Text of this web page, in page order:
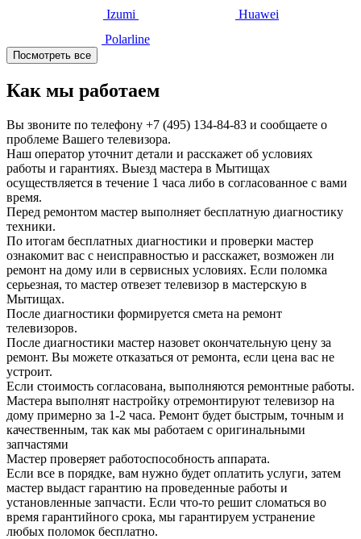
Izumi
Huawei
Polarline
Посмотреть все
Как мы работаем
Вы звоните по телефону +7 (495) 134-84-83 и сообщаете о
проблеме Вашего телевизора.
Наш оператор уточнит детали и расскажет об условиях
работы и гарантиях. Выезд мастера в Мытищах
осуществляется в течение 1 часа либо в согласованное с вами
время.
Перед ремонтом мастер выполняет бесплатную диагностику
техники.
По итогам бесплатных диагностики и проверки мастер
ознакомит вас с неисправностью и расскажет, возможен ли
ремонт на дому или в сервисных условиях. Если поломка
серьезная, то мастер отвезет телевизор в мастерскую в
Мытищах.
После диагностики формируется смета на ремонт
телевизоров.
После диагностики мастер назовет окончательную цену за
ремонт. Вы можете отказаться от ремонта, если цена вас не
устроит.
Если стоимость согласована, выполняются ремонтные работы.
Мастера выполнят настройку отремонтируют телевизор на
дому примерно за 1-2 часа. Ремонт будет быстрым, точным и
качественным, так как мы работаем с оригинальными
запчастями
Мастер проверяет работоспособность аппарата.
Если все в порядке, вам нужно будет оплатить услуги, затем
мастер выдаст гарантию на проведенные работы и
установленные запчасти. Если что-то решит сломаться во
время гарантийного срока, мы гарантируем устранение
любых поломок бесплатно.